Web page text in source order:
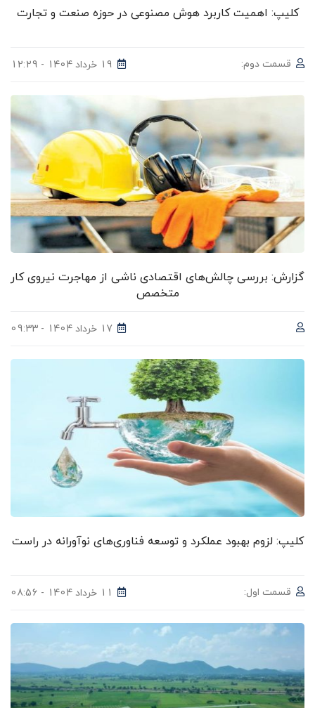
کلیپ: اهمیت کاربرد هوش مصنوعی در حوزه صنعت و تجارت
قسمت دوم: 19 خرداد 1404 - 12:29
گزارش: بررسی چالش‌های اقتصادی ناشی از مهاجرت نیروی کار
متخصص
17 خرداد 1404 - 09:33
کلیپ: لزوم بهبود عملکرد و توسعه فناوری‌های نوآورانه در راست
قسمت اول: 11 خرداد 1404 - 08:56